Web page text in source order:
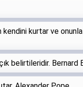
kendini kurtar ve
belirtileridir. Bernard